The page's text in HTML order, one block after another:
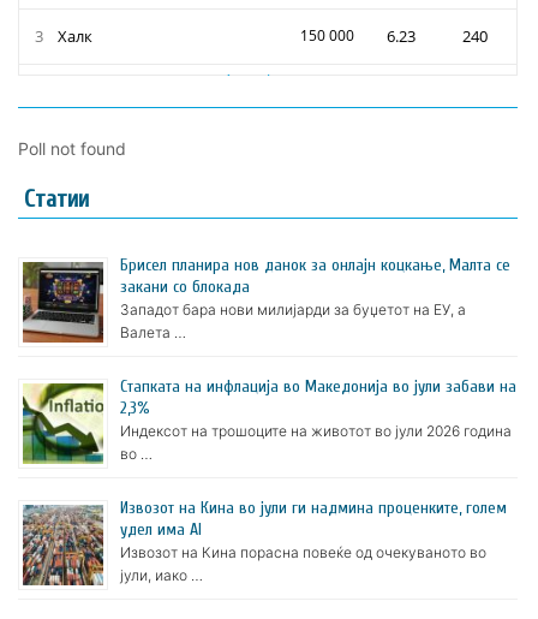
Poll not found
Статии
Брисел планира нов данок за онлајн коцкање, Малта се
закани со блокада
Западот бара нови милијарди за буџетот на ЕУ, а
Валета …
Стапката на инфлација во Македонија во јули забави на
2,3%
Индексот на трошоците на животот во јули 2026 година
во …
Извозот на Кина во јули ги надмина проценките, голем
удел има AI
Извозот на Кина порасна повеќе од очекуваното во
јули, иако …